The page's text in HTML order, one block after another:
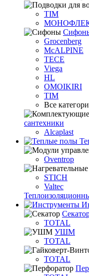
TIM
Grocenberg
McALPINE
TECE
Viega
HL
OMOIKIRI
TIM
Все
сантехники
Alcaplast
Oventrop
STICH
Valtec
TOTAL
УШМ
TOTAL
TOTAL